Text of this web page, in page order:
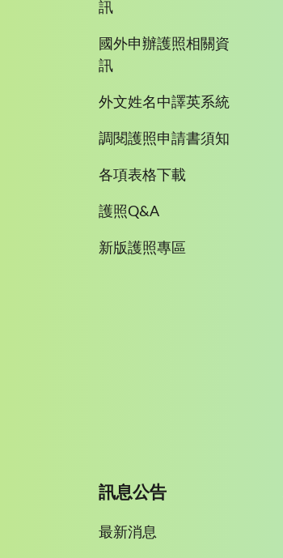
訊
國外申辦護照相關資
訊
外文姓名中譯英系統
調閱護照申請書須知
各項表格下載
護照Q&A
新版護照專區
訊息公告
最新消息